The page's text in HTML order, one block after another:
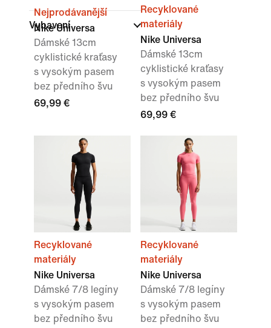
Vybavení
Nejprodávanější
Nike Universa
Dámské 13cm
cyklistické kraťasy
s vysokým pasem
bez předního švu
69,99 €
Recyklované
materiály
Nike Universa
Dámské 13cm
cyklistické kraťasy
s vysokým pasem
bez předního švu
69,99 €
Recyklované
materiály
Nike Universa
Dámské 7/8 legíny
s vysokým pasem
bez předního švu
Recyklované
materiály
Nike Universa
Dámské 7/8 legíny
s vysokým pasem
bez předního švu